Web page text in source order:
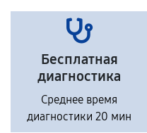
Бесплатная
диагностика
Среднее время
диагностики 20 мин